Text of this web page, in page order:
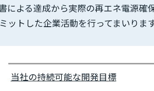
よる達成から実際の再エネ電源確
トした企業活動を行ってまいります
当社の持続可能な開発目標